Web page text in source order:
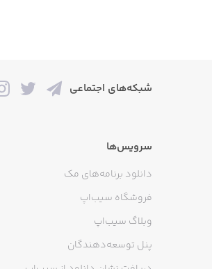
شبکه‌های اجتماعی
سرویس‌ها
دانلود برنامه‌های مک
فروشگاه سیب‌اپ
وبلاگ سیب‌اپ
پنل توسعه‌دهندگان
دریافت نشان دانلود از سیب‌اپ